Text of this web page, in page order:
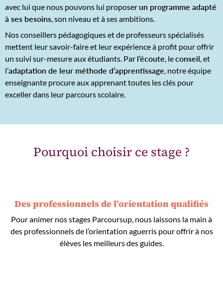
avec lui que nous pouvons lui proposer un programme adapté
à ses besoins , son niveau et à ses ambitions.
Nos conseillers pédagogiques et de professeurs spécialisés
mettent leur savoir-faire et leur expérience à profit pour offrir
un suivi sur-mesure aux étudiants. Par l’écoute , leconseil , et
l’adaptation de leur méthode d’apprentissage , notre équipe
enseignante procure aux apprenant toutes les clés pour
exceller dans leur parcours scolaire.
Pourquoi choisir ce stage ?
Des professionnels de l’orientation qualifiés
Pour animer nos stages Parcoursup, nous laissons la main à
des professionnels de l’orientation aguerris pour offrir à nos
élèves les meilleurs des guides.